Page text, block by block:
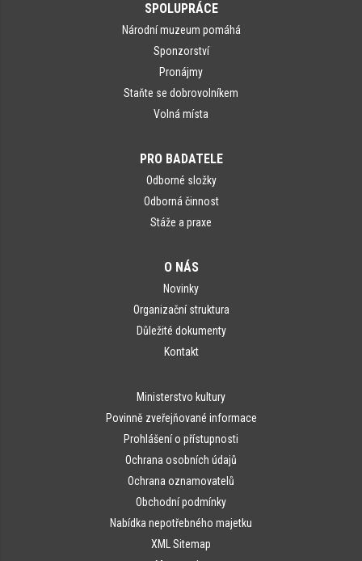
SPOLUPRÁCE
Národní muzeum pomáhá
Sponzorství
Pronájmy
Staňte se dobrovolníkem
Volná místa
PRO BADATELE
Odborné složky
Odborná činnost
Stáže a praxe
O NÁS
Novinky
Organizační struktura
Důležité dokumenty
Kontakt
Ministerstvo kultury
Povinně zveřejňované informace
Prohlášení o přístupnosti
Ochrana osobních údajů
Ochrana oznamovatelů
Obchodní podmínky
Nabídka nepotřebného majetku
XML Sitemap